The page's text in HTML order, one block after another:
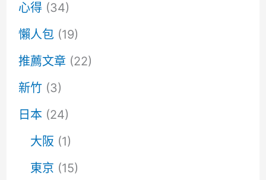
心得 (34)
懶人包 (19)
推薦文章 (22)
新竹(3)
日本 (24)
大阪 (1)
東京 (15)